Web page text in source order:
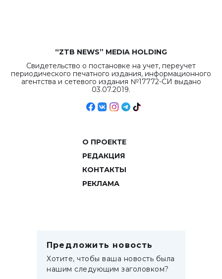
“ZTB NEWS” MEDIA HOLDING
Свидетельство о постановке на учет, переучет
периодического печатного издания, информационного
агентства и сетевого издания №17772-СИ выдано
03.07.2019.
О ПРОЕКТЕ
РЕДАКЦИЯ
КОНТАКТЫ
РЕКЛАМА
Предложить новость
Хотите, чтобы ваша новость была
нашим следующим заголовком?